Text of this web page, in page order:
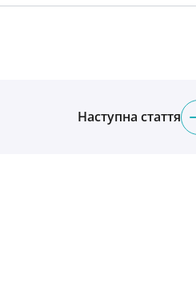
Наступна стаття